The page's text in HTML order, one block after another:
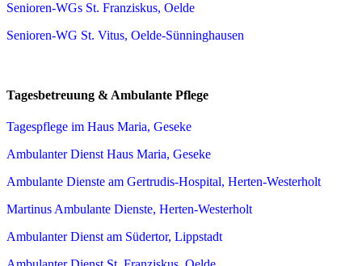
Senioren-WGs St. Franziskus, Oelde
Senioren-WG St. Vitus, Oelde-Sünninghausen
Tagesbetreuung & Ambulante Pflege
Tagespflege im Haus Maria, Geseke
Ambulanter Dienst Haus Maria, Geseke
Ambulante Dienste am Gertrudis-Hospital, Herten-Westerholt
Martinus Ambulante Dienste, Herten-Westerholt
Ambulanter Dienst am Südertor, Lippstadt